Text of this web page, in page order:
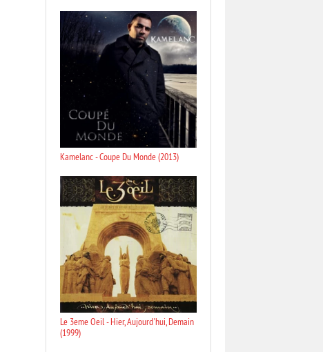
Kamelanc - Coupe Du Monde (2013)
Le 3eme Oeil - Hier, Aujourd'hui, Demain
(1999)